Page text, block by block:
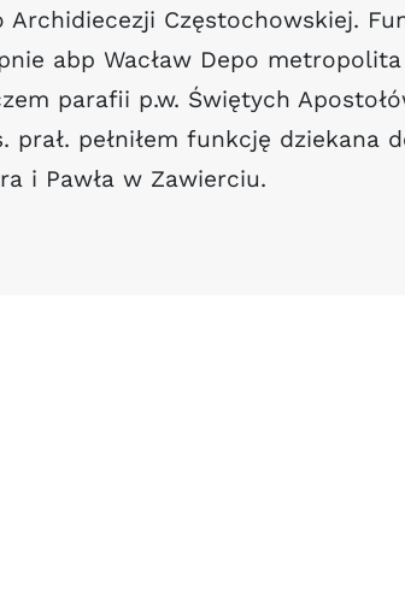
Archidiecezji Częstochowskiej.
abp Wacław Depo
parafii p.w. Świętych
prał. pełniłem funkcję dziekana
i Pawła w Zawierciu.